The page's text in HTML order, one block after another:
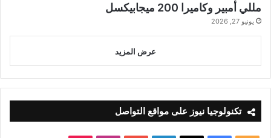
مللي أمبير وكاميرا 200 ميجابيكسل
يونيو 27, 2026
عرض المزيد
تكنولوجيا نيوز على مواقع التواصل